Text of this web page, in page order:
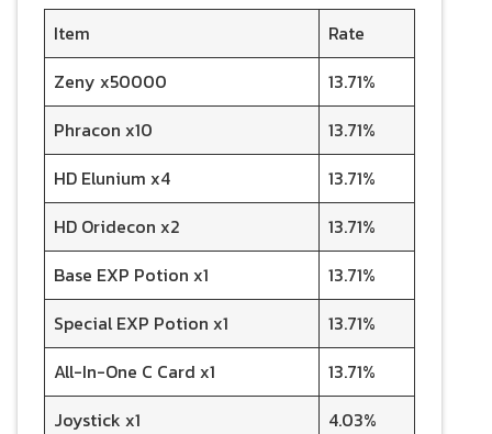
Item
Rate
Zeny x50000
13.71%
Phracon x10
13.71%
HD Elunium x4
13.71%
HD Oridecon x2
13.71%
Base EXP Potion x1
13.71%
Special EXP Potion x1
13.71%
All-In-One C Card x1
13.71%
Joystick x1
4.03%